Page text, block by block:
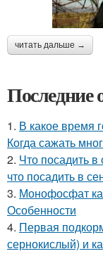
читать дальше →
Последние
1. В какое время
Когда сажать
2. Что посадить
что посадить в
3. Монофосфат
Особенности
4. Первая
сернокислый) и